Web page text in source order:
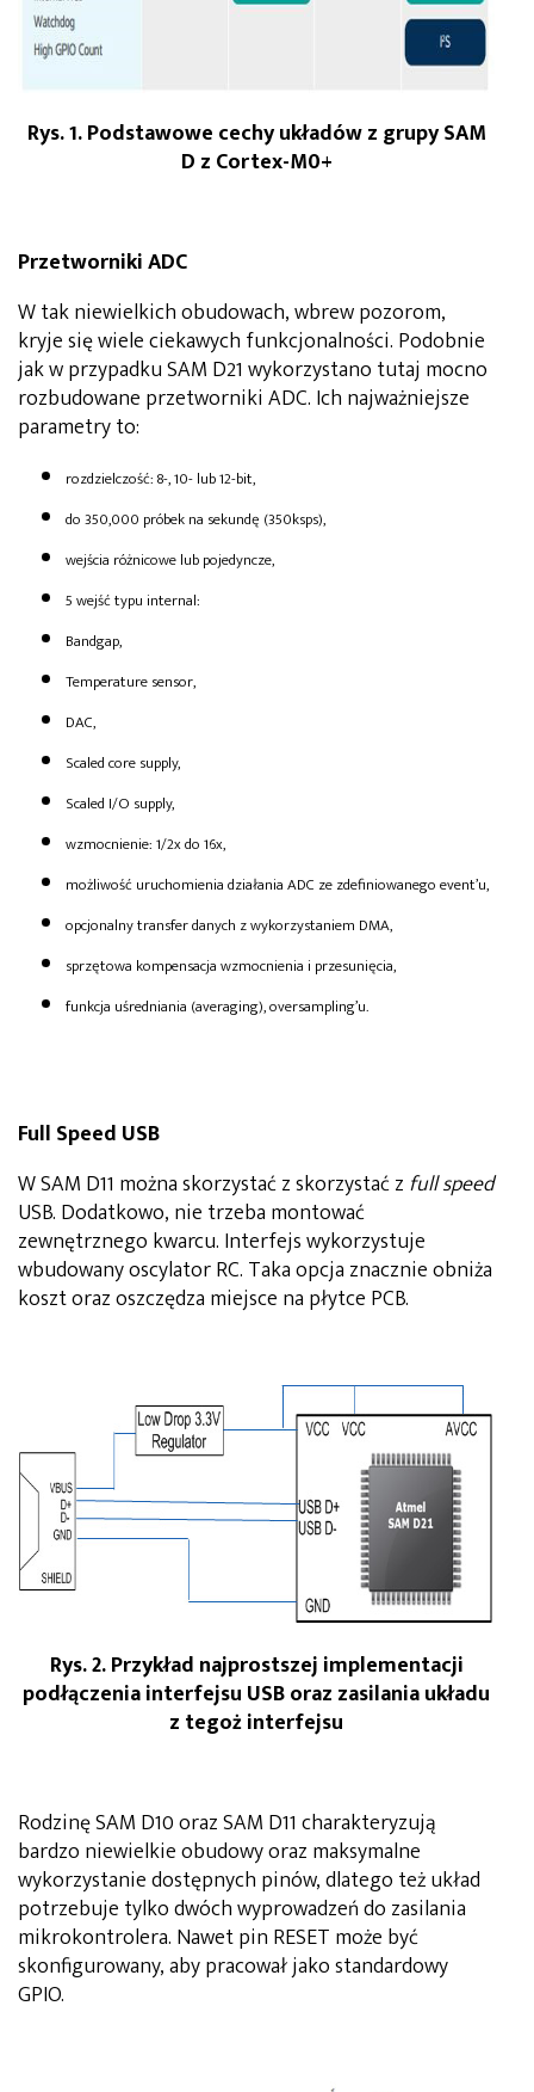
Rys. 1. Podstawowe cechy układów z grupy SAM
D z Cortex-M0+
Przetworniki ADC
W tak niewielkich obudowach, wbrew pozorom,
kryje się wiele ciekawych funkcjonalności. Podobnie
jak w przypadku SAM D21 wykorzystano tutaj mocno
rozbudowane przetworniki ADC. Ich najważniejsze
parametry to:
rozdzielczość: 8-, 10- lub 12-bit,
do 350,000 próbek na sekundę (350ksps),
wejścia różnicowe lub pojedyncze,
5 wejść typu internal:
Bandgap,
Temperature sensor,
DAC,
Scaled core supply,
Scaled I/O supply,
wzmocnienie: 1/2x do 16x,
możliwość uruchomienia działania ADC ze zdefiniowanego event’u,
opcjonalny transfer danych z wykorzystaniem DMA,
sprzętowa kompensacja wzmocnienia i przesunięcia,
funkcja uśredniania (averaging), oversampling’u.
Full Speed USB
W SAM D11 można skorzystać z skorzystać z full speed
USB. Dodatkowo, nie trzeba montować
zewnętrznego kwarcu. Interfejs wykorzystuje
wbudowany oscylator RC. Taka opcja znacznie obniża
koszt oraz oszczędza miejsce na płytce PCB.
Rys. 2. Przykład najprostszej implementacji
podłączenia interfejsu USB oraz zasilania układu
z tegoż interfejsu
Rodzinę SAM D10 oraz SAM D11 charakteryzują
bardzo niewielkie obudowy oraz maksymalne
wykorzystanie dostępnych pinów, dlatego też układ
potrzebuje tylko dwóch wyprowadzeń do zasilania
mikrokontrolera. Nawet pin RESET może być
skonfigurowany, aby pracował jako standardowy
GPIO.